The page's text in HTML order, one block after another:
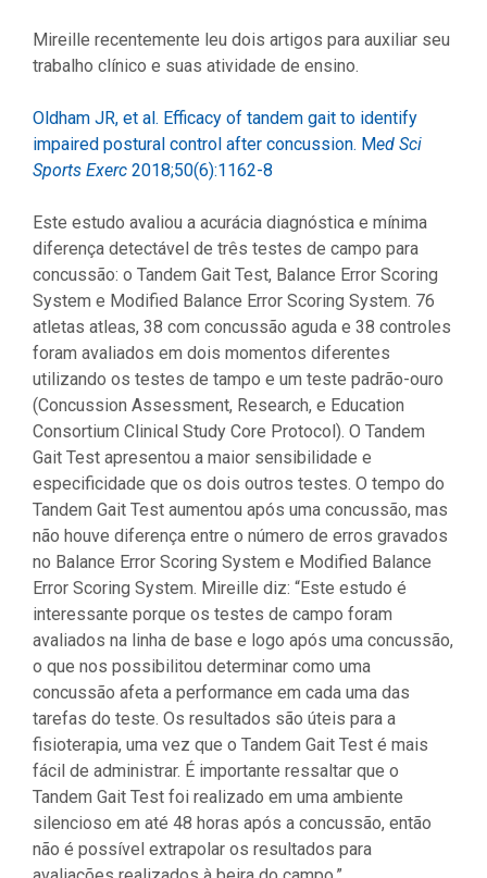
Mireille recentemente leu dois artigos para auxiliar seu
trabalho clínico e suas atividade de ensino.
Oldham JR, et al. Efficacy of tandem gait to identify
impaired postural control after concussion. Med Sci
Sports Exerc 2018;50(6):1162-8
Este estudo avaliou a acurácia diagnóstica e mínima
diferença detectável de três testes de campo para
concussão: o Tandem Gait Test, Balance Error Scoring
System e Modified Balance Error Scoring System. 76
atletas atleas, 38 com concussão aguda e 38 controles
foram avaliados em dois momentos diferentes
utilizando os testes de tampo e um teste padrão-ouro
(Concussion Assessment, Research, e Education
Consortium Clinical Study Core Protocol). O Tandem
Gait Test apresentou a maior sensibilidade e
especificidade que os dois outros testes. O tempo do
Tandem Gait Test aumentou após uma concussão, mas
não houve diferença entre o número de erros gravados
no Balance Error Scoring System e Modified Balance
Error Scoring System. Mireille diz: “Este estudo é
interessante porque os testes de campo foram
avaliados na linha de base e logo após uma concussão,
o que nos possibilitou determinar como uma
concussão afeta a performance em cada uma das
tarefas do teste. Os resultados são úteis para a
fisioterapia, uma vez que o Tandem Gait Test é mais
fácil de administrar. É importante ressaltar que o
Tandem Gait Test foi realizado em uma ambiente
silencioso em até 48 horas após a concussão, então
não é possível extrapolar os resultados para